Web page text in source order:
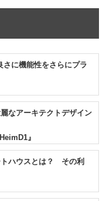
さに機能性をさらにプラ
なアーキテクトデザイン
』
トハウスとは？ その利